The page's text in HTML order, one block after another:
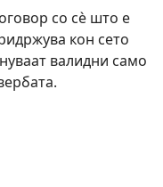
со сè што е
кон сето
валидни само